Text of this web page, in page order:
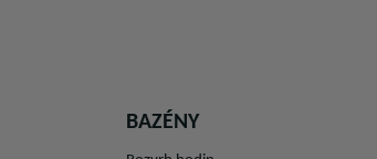
BAZÉNY